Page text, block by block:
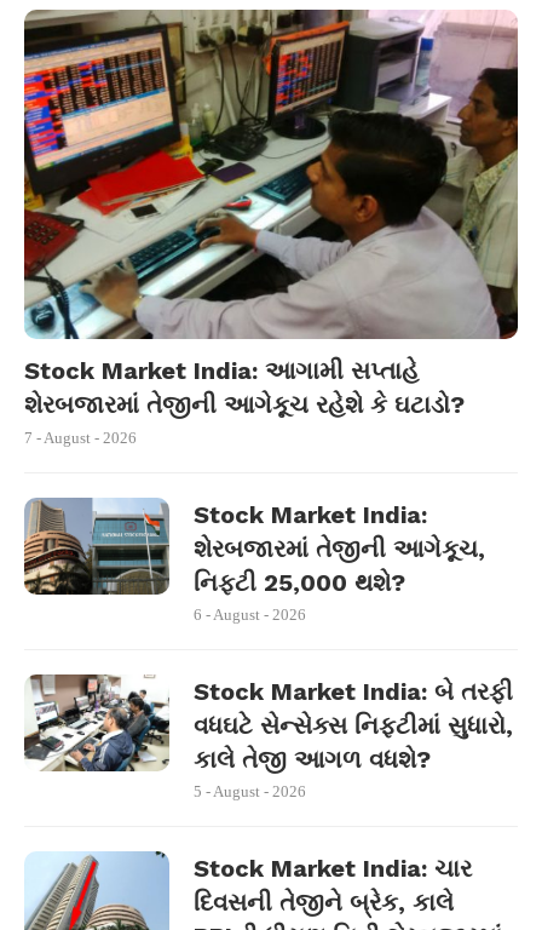
Stock Market India: આગામી સપ્તાહે
શેરબજારમાં તેજીની આગેકૂચ રહેશે કે ઘટાડો?
7 - August - 2026
Stock Market India:
શેરબજારમાં તેજીની આગેકૂચ,
નિફ્ટી 25,000 થશે?
6 - August - 2026
Stock Market India: બે તરફી
વધઘટે સેન્સેક્સ નિફ્ટીમાં સુધારો,
કાલે તેજી આગળ વધશે?
5 - August - 2026
Stock Market India: ચાર
દિવસની તેજીને બ્રેક, કાલે